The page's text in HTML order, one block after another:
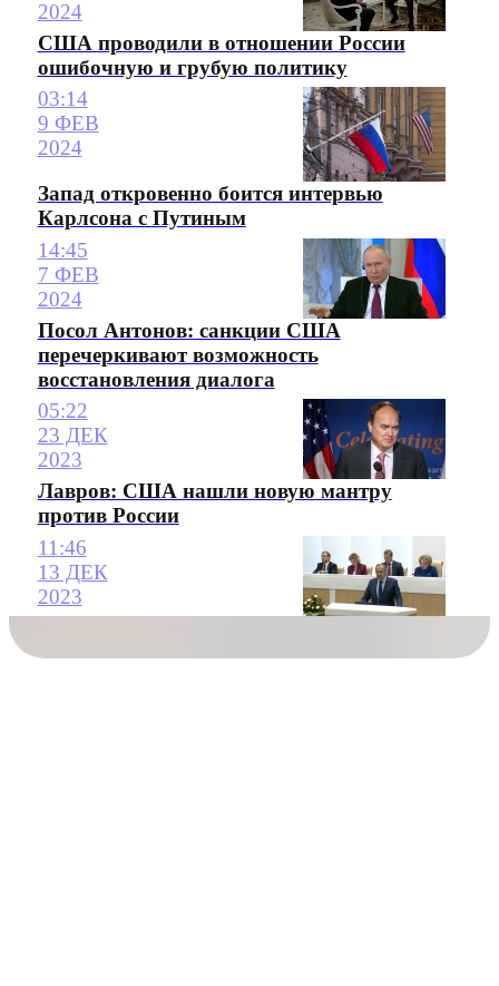
2024
США проводили в отношении России
ошибочную и грубую политику
03:14
9 ФЕВ
2024
Запад откровенно боится интервью
Карлсона с Путиным
14:45
7 ФЕВ
2024
Посол Антонов: санкции США
перечеркивают возможность
восстановления диалога
05:22
23 ДЕК
2023
Лавров: США нашли новую мантру
против России
11:46
13 ДЕК
2023